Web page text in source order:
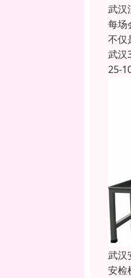
武汉
每场
不仅
武汉
25-
武汉
安检